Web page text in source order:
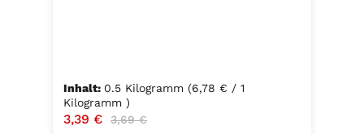
Inhalt: 0.5 Kilogramm (6,78 € / 1
Kilogramm )
Verkaufspreis:
3,39 € Regulärer Preis:
3,69 €